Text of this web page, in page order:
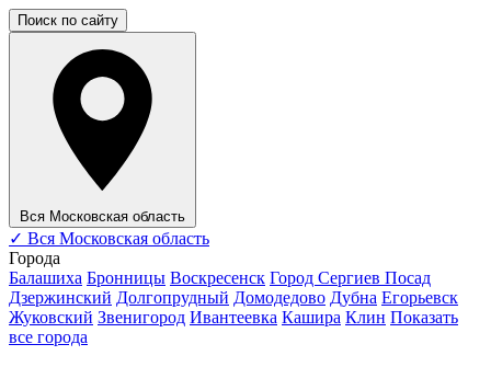
Поиск по сайту
Вся Московская область
✓ Вся Московская область
Города
Балашиха Бронницы Воскресенск Город Сергиев Посад
Дзержинский Долгопрудный Домодедово Дубна Егорьевск
Жуковский Звенигород Ивантеевка Кашира Клин Показать
все города